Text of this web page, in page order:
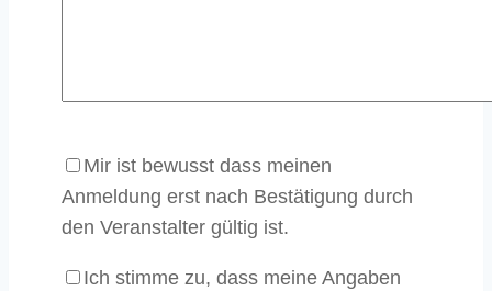
Mir ist bewusst dass meinen
Anmeldung erst nach Bestätigung durch
den Veranstalter gültig ist.
Ich stimme zu, dass meine Angaben